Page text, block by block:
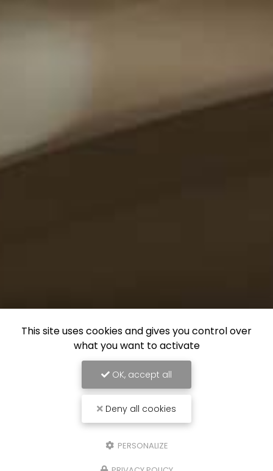
This site uses cookies and gives you control over
what you want to activate
OK, accept all
Deny all cookies
PERSONALIZE